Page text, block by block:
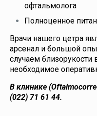
офтальмолога
Полноценное
Врачи нашего цетра
арсенал и большой
случаем
необходимое
В клинике
(022) 71 61 44.